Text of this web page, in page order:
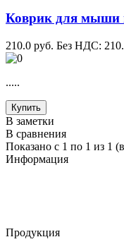
Коврик для мыши
210.0 руб. Без НДС:
.....
Купить
В заметки
В сравнения
Показано с 1 по 1 из 1
Информация
Продукция